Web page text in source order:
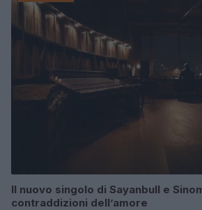
Il nuovo singolo di Sayanbull e
contraddizioni dell’amore